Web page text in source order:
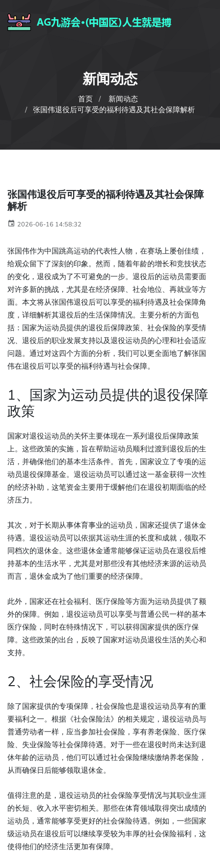
新闻动态
首页
新闻动态
张国伟退役后可享受的福利待遇及其社会保障解析
张国伟退役后可享受的福利待遇及其社会保障
解析
2026-06-16 14:58:32
张国伟作为中国跳高运动的代表性人物，在赛场上屡创佳绩，
给观众留下了深刻的印象。然而，随着年龄的增长和竞技状态
的变化，退役成为了不可避免的一步。退役后的运动员需要面
对许多新的挑战，尤其是在经济保障、社会地位、再就业等方
面。本文将从张国伟退役后可以享受的福利待遇及社会保障角
度，详细解析其退役后的生活保障情况。主要分析的方面包
括：国家为运动员提供的退役后保障政策、社会保险的享受情
况、退役后的职业发展支持以及退役运动员的心理和社会适应
问题。通过对这四个方面的分析，我们可以更全面地了解张国
伟在退役后可以享受的福利待遇与社会保障。
1、国家为运动员提供的退役保障
政策
国家对退役运动员的关怀主要体现在一系列退役后保障政策
上。这些政策的实施，旨在帮助运动员顺利过渡到退役后的生
活，并确保他们的基本生活条件。首先，国家设立了专项的运
动员退役保障基金。退役运动员可以通过这一基金获得一次性
的经济补助，这笔资金主要用于缓解他们在退役初期面临的经
济压力。
其次，对于长期从事体育事业的运动员，国家还提供了退休金
待遇。退役运动员可以依据其运动生涯的长度和成就，领取不
同档次的退休金。这些退休金通常能够保证运动员在退役后维
持基本的生活水平，尤其是对那些没有其他经济来源的运动员
而言，退休金成为了他们重要的经济保障。
此外，国家还在社会福利、医疗保险等方面为运动员提供了额
外的保障。例如，退役运动员可以享受与普通公民一样的基本
医疗保险，同时在特殊情况下，可以获得国家提供的医疗保
障。这些政策的出台，反映了国家对运动员退役生活的关心和
支持。
2、社会保险的享受情况
除了国家提供的专项保障，社会保险也是退役运动员享有的重
要福利之一。根据《社会保险法》的相关规定，退役运动员与
普通劳动者一样，应当参加社会保险，享有养老保险、医疗保
险、失业保险等社会保障待遇。对于一些在退役时尚未达到退
休年龄的运动员，他们可以通过社会保险继续缴纳养老保险，
从而确保日后能够领取退休金。
值得注意的是，退役运动员的社会保险享受情况与其职业生涯
的长短、收入水平密切相关。那些在体育领域取得突出成绩的
运动员，通常能够享受更好的社会保险待遇。例如，一些国家
级运动员在退役后可以继续享受较为丰厚的社会保险福利，这
使得他们的经济生活更加有保障。